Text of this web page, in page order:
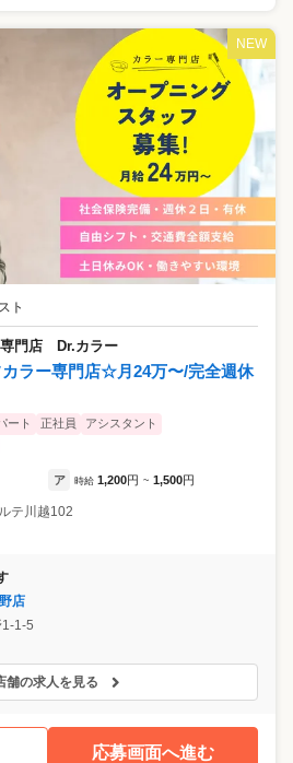
NEW
ト
専門店 Dr.カラー
ラー専門店☆月24万〜/完全週休
ート 正社員
アシスタント
ア 時給 1,200円 ~ 1,500円
テ川越102
店
1-1-5
舗の求人を見る
応募画面へ進む